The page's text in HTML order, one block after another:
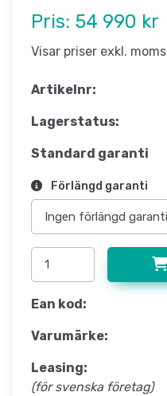
Pris: 54 990 kr
Visar priser exkl. moms
Artikelnr:
Lagerstatus:
Standard garanti
Förlängd garanti
Ean kod:
Varumärke:
Leasing:
(för svenska företag)